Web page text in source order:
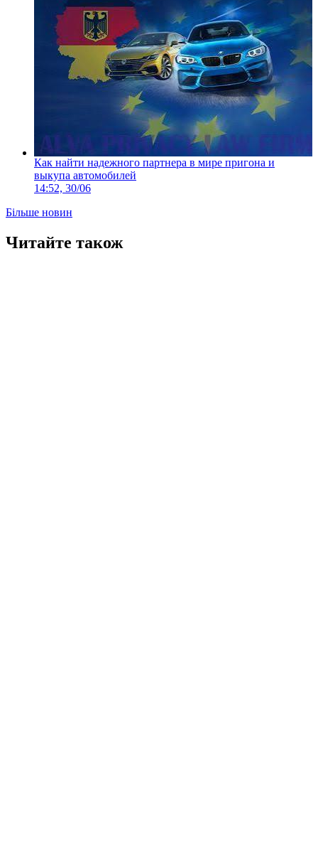
Как найти надежного партнера в мире пригона и
выкупа автомобилей
14:52, 30/06
Більше новин
Читайте також